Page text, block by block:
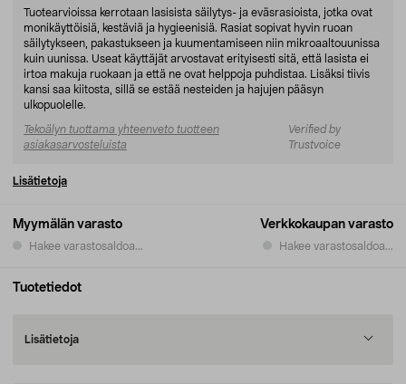
Myymälän varasto
Hakee varastosaldoa...
Verkkokaupan varasto
Hakee varastosaldoa...
Tuotearvioissa kerrotaan lasisista säilytys- ja eväsrasioista, jotka ovat
monikäyttöisiä, kestäviä ja hygieenisiä. Rasiat sopivat hyvin ruoan
säilytykseen, pakastukseen ja kuumentamiseen niin mikroaaltouunissa
kuin uunissa. Useat käyttäjät arvostavat erityisesti sitä, että lasista ei
irtoa makuja ruokaan ja että ne ovat helppoja puhdistaa. Lisäksi tiivis
kansi saa kiitosta, sillä se estää nesteiden ja hajujen pääsyn
ulkopuolelle.
Tekoälyn tuottama yhteenveto tuotteen
asiakasarvosteluista
Verified by
Trustvoice
Lisätietoja
Tuotetiedot
Lisätietoja